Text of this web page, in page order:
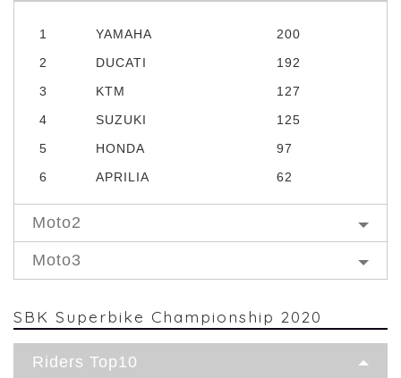
1 YAMAHA
200
2
DUCATI
192
3
KTM
127
4
SUZUKI
125
5
HONDA
97
6
APRILIA 62
Moto2
Moto3
SBK Superbike Championship 2020
Riders Top10